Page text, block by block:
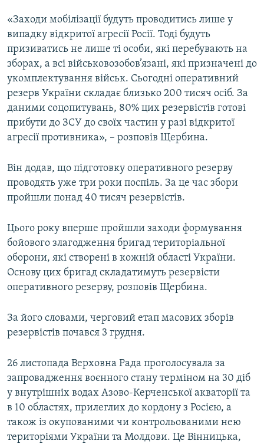
«Заходи мобілізації будуть проводитись лише у
випадку відкритої агресії Росії. Тоді будуть
призиватись не лише ті особи, які перебувають на
зборах, а всі військовозобов’язані, які призначені до
укомплектування військ. Сьогодні оперативний
резерв України складає близько 200 тисяч осіб. За
даними соцопитувань, 80% цих резервістів готові
прибути до ЗСУ до своїх частин у разі відкритої
агресії противника», – розповів Щербина.
Він додав, що підготовку оперативного резерву
проводять уже три роки поспіль. За це час збори
пройшли понад 40 тисяч резервістів.
Цього року вперше пройшли заходи формування
бойового злагодження бригад територіальної
оборони, які створені в кожній області України.
Основу цих бригад складатимуть резервісти
оперативного резерву, розповів Щербина.
За його словами, черговий етап масових зборів
резервістів почався 3 грудня.
26 листопада Верховна Рада проголосувала за
запровадження воєнного стану терміном на 30 діб
у внутрішніх водах Азово-Керченської акваторії та
в 10 областях, прилеглих до кордону з Росією, а
також із окупованими чи контрольованими нею
територіями України та Молдови. Це Вінницька,